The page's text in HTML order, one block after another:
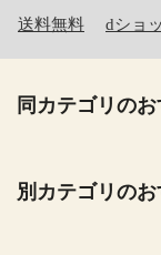
送料無料 dショ
同カテゴリの
別カテゴリの